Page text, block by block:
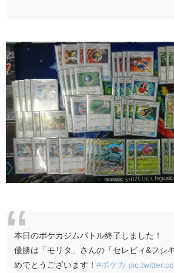
本日のポケカジムバトル終了しました！
優勝は「モリタ」さんの「セレビィ&フシ
めでとうございます！ #ポケカ